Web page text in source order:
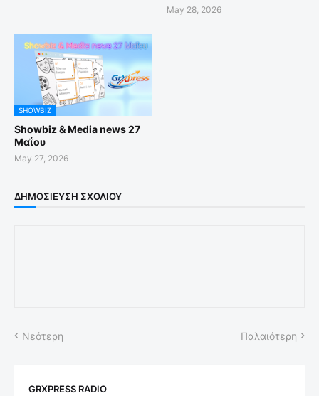
May 28, 2026
SHOWBIZ
Showbiz & Media news 27
Μαΐου
May 27, 2026
ΔΗΜΟΣΊΕΥΣΗ ΣΧΟΛΊΟΥ
Νεότερη Παλαιότερη
GRXPRESS RADIO